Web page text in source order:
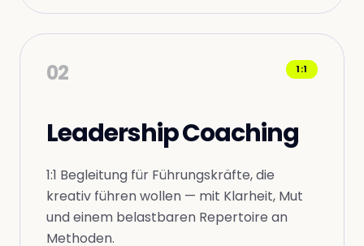
02 1:1
Leadership Coaching
1:1 Begleitung für Führungskräfte, die
kreativ führen wollen — mit Klarheit, Mut
und einem belastbaren Repertoire an
Methoden.